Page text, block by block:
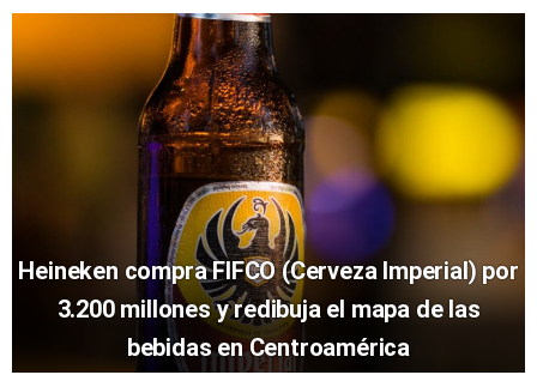
Heineken compra FIFCO (Cerveza Imperial) por
3.200 millones y redibuja el mapa de las
bebidas en Centroamérica